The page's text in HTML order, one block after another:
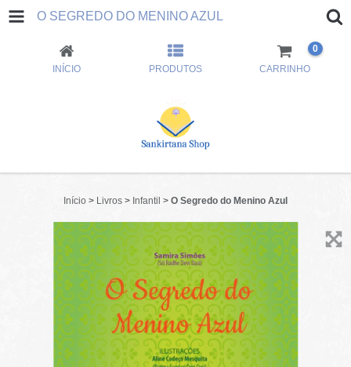
O SEGREDO DO MENINO AZUL
INÍCIO PRODUTOS CARRINHO
0
Início > Livros > Infantil > O Segredo do Menino Azul